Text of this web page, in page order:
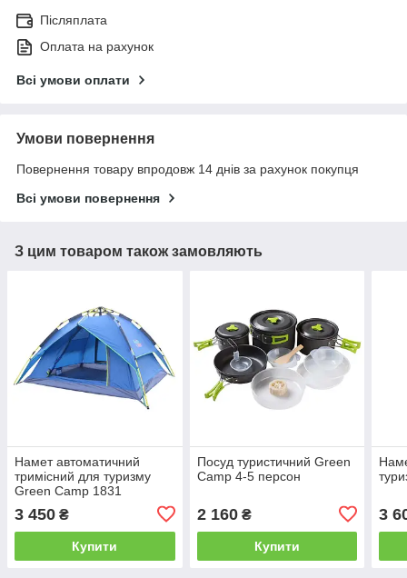
Післяплата
Оплата на рахунок
Всі умови оплати
Умови повернення
Повернення товару впродовж 14 днів за рахунок покупця
Всі умови повернення
З цим товаром також замовляють
Намет автоматичний
тримісний для туризму
Green Camp 1831
3 450 ₴
Купити
Посуд туристичний Green
Camp 4-5 персон
2 160₴
Купити
3